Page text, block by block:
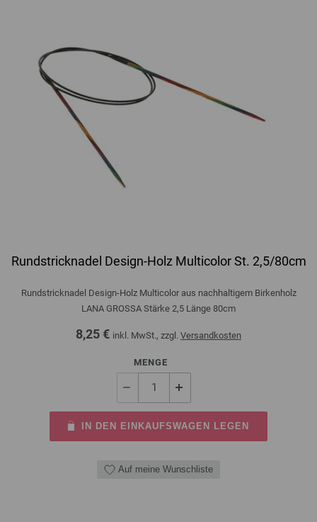
Rundstricknadel Design-Holz Multicolor St. 2,5/80cm
Rundstricknadel Design-Holz Multicolor aus nachhaltigem Birkenholz
LANA GROSSA Stärke 2,5 Länge 80cm
8,25 € inkl. MwSt., zzgl. Versandkosten
MENGE
IN DEN EINKAUFSWAGEN LEGEN
Auf meine Wunschliste